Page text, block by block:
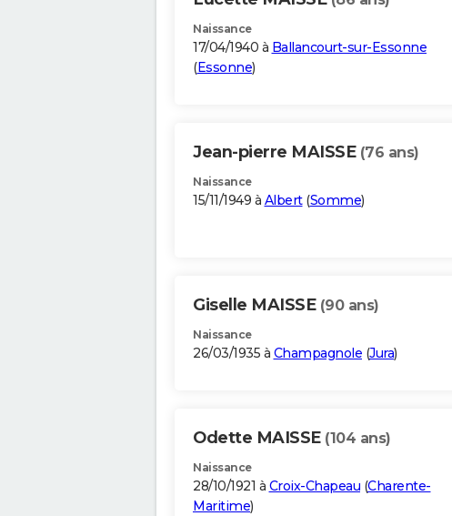
Naissance
17/04/1940 à Ballancourt-sur-Essonne
(Essonne)
Jean-pierre MAISSE (76 ans)
Naissance
15/11/1949 à Albert(Somme)
Giselle MAISSE (90 ans)
Naissance
26/03/1935 à Champagnole (Jura)
Odette MAISSE (104 ans)
Naissance
28/10/1921 à Croix-Chapeau (Charente-
Maritime)